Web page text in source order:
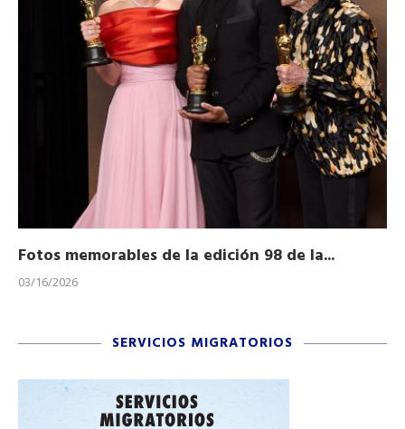
Fotos memorables de la edición 98 de la...
03/16/2026
SERVICIOS MIGRATORIOS